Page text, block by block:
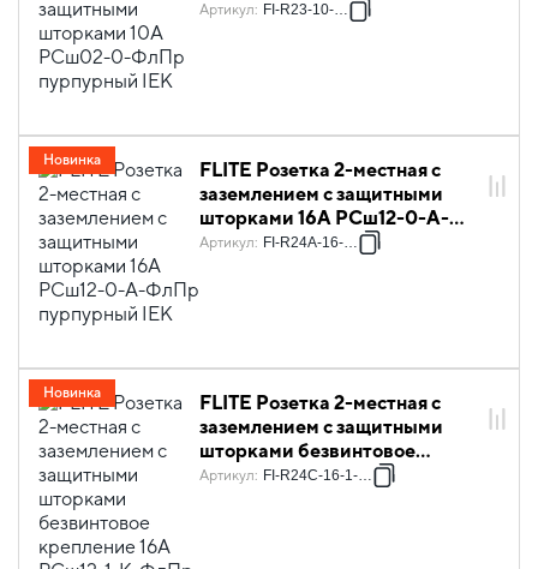
ФлПр пурпурный IEK
Артикул: FI-R23-10-K99
FLITE Розетка 2-местная с
заземлением с защитными
шторками 16А РСш12-0-А-
ФлПр пурпурный IEK
Артикул: FI-R24A-16-K99
Новинка
FLITE Розетка 2-местная с
заземлением с защитными
шторками безвинтовое
крепление 16А РСш12-1-К-
Артикул: FI-R24C-16-1-K99
Новинка